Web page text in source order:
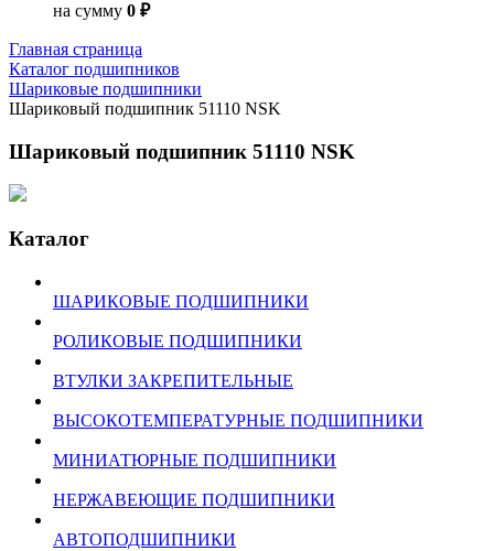
на сумму 0 ₽
Главная страница
Каталог подшипников
Шариковые подшипники
Шариковый подшипник 51110 NSK
Шариковый подшипник 51110 NSK
Каталог
ШАРИКОВЫЕ ПОДШИПНИКИ
РОЛИКОВЫЕ ПОДШИПНИКИ
ВТУЛКИ ЗАКРЕПИТЕЛЬНЫЕ
ВЫСОКОТЕМПЕРАТУРНЫЕ ПОДШИПНИКИ
МИНИАТЮРНЫЕ ПОДШИПНИКИ
НЕРЖАВЕЮЩИЕ ПОДШИПНИКИ
АВТОПОДШИПНИКИ